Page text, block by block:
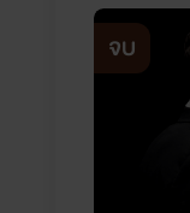
จบ